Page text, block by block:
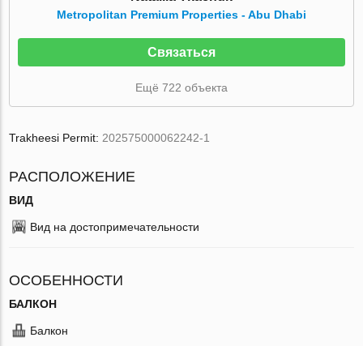
Metropolitan Premium Properties - Abu Dhabi
Связаться
Ещё 722 объекта
Trakheesi Permit: 202575000062242-1
РАСПОЛОЖЕНИЕ
ВИД
Вид на достопримечательности
ОСОБЕННОСТИ
БАЛКОН
Балкон